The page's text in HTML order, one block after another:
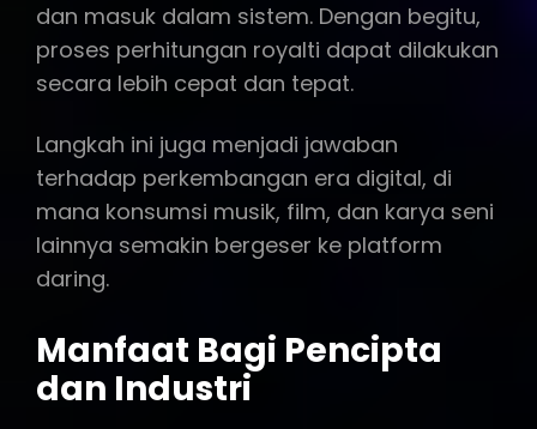
dan masuk dalam sistem. Dengan begitu,
proses perhitungan royalti dapat dilakukan
secara lebih cepat dan tepat.
Langkah ini juga menjadi jawaban
terhadap perkembangan era digital, di
mana konsumsi musik, film, dan karya seni
lainnya semakin bergeser ke platform
daring.
Manfaat Bagi Pencipta
dan Industri